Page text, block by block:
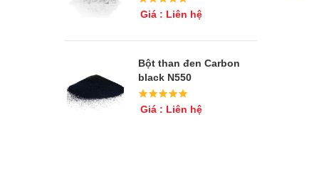
Giá : Liên hệ
Bột than đen Carbon
black N550
Giá : Liên hệ